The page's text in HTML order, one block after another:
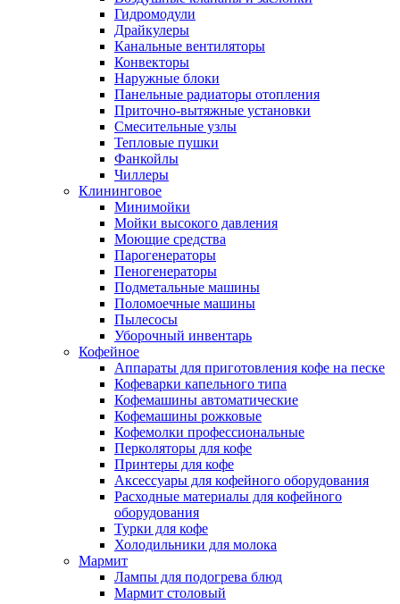
Гидромодули
Драйкулеры
Канальные вентиляторы
Конвекторы
Наружные блоки
Панельные радиаторы отопления
Приточно-вытяжные установки
Смесительные узлы
Тепловые пушки
Фанкойлы
Чиллеры
Клининговое
Минимойки
Мойки высокого давления
Моющие средства
Парогенераторы
Пеногенераторы
Подметальные машины
Поломоечные машины
Пылесосы
Уборочный инвентарь
Кофейное
Аппараты для приготовления кофе на песке
Кофеварки капельного типа
Кофемашины автоматические
Кофемашины рожковые
Кофемолки профессиональные
Перколяторы для кофе
Принтеры для кофе
Аксессуары для кофейного оборудования
Расходные материалы для кофейного
оборудования
Турки для кофе
Холодильники для молока
Мармит
Лампы для подогрева блюд
Мармит столовый